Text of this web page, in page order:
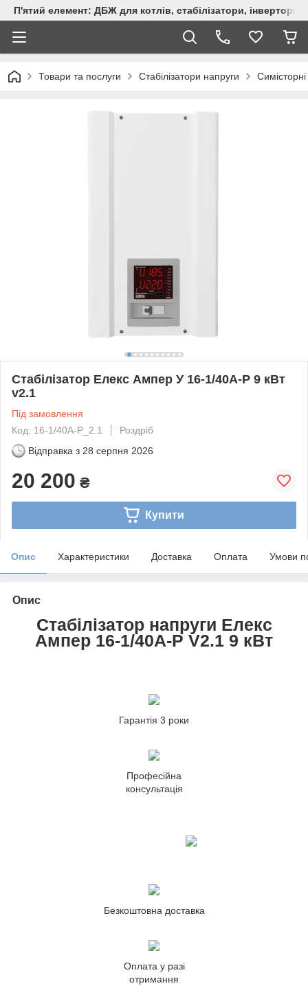
П'ятий елемент: ДБЖ для котлів, стабілізатори, інвертори,
Товари та послуги Стабілізатори напруги Симісторні
Стабілізатор Елекс Ампер У 16-1/40А-Р 9 кВт
v2.1
Під замовлення
Код: 16-1/40А-Р_2.1
Роздріб
Відправка з 28 серпня 2026
20 200 ₴
Купити
Опис Характеристики Доставка Оплата Умови
Опис
Стабілізатор напруги Елекс
Ампер 16-1/40A-Р V2.1 9 кВт
Гарантія 3 роки
Професійна
консультація
Безкоштовна доставка
Оплата у разі
отримання